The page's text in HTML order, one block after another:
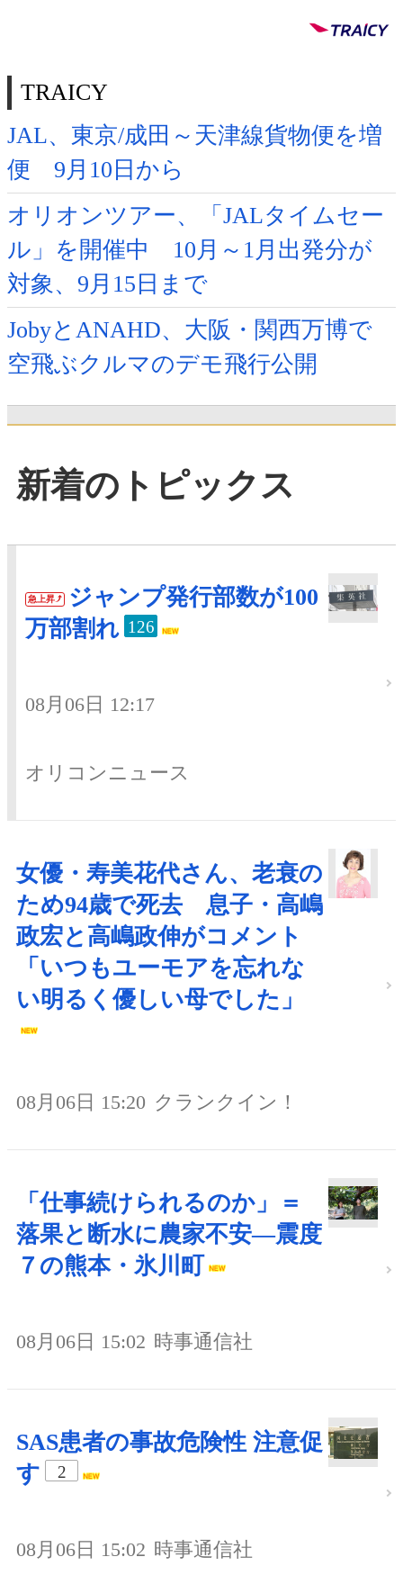
TRAICY
JAL、東京/成田～天津線貨物便を増
便 9月10日から
オリオンツアー、「JALタイムセー
ル」を開催中 10月～1月出発分が
対象、9月15日まで
JobyとANAHD、大阪・関西万博で
空飛ぶクルマのデモ飛行公開
新着のトピックス
急上昇
ジャンプ発行部数が100
万部割れ 126
08月06日 12:17
オリコンニュース
女優・寿美花代さん、老衰の
ため94歳で死去 息子・高嶋
政宏と高嶋政伸がコメント
「いつもユーモアを忘れな
い明るく優しい母でした」
08月06日 15:20 クランクイン！
「仕事続けられるのか」＝
落果と断水に農家不安―震度
７の熊本・氷川町
08月06日 15:02 時事通信社
SAS患者の事故危険性 注意促
す
2
08月06日 15:02 時事通信社